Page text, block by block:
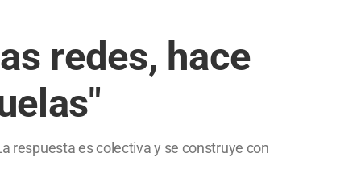
redes, hace
respuesta es colectiva y se construye con